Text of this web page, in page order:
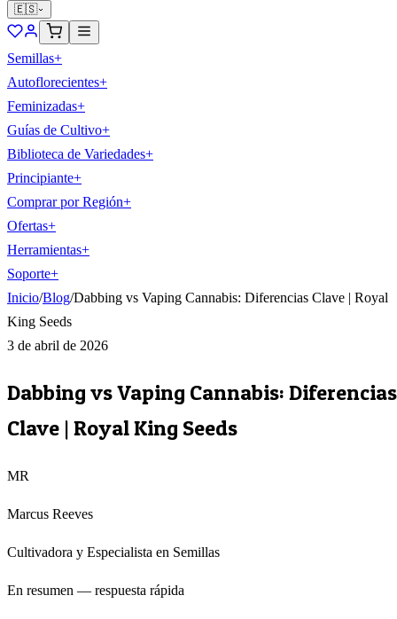
🇪🇸
Semillas+
Autoflorecientes+
Feminizadas+
Guías de Cultivo+
Biblioteca de Variedades+
Principiante+
Comprar por Región+
Ofertas+
Herramientas+
Soporte+
Inicio/Blog/Dabbing vs Vaping Cannabis: Diferencias Clave | Royal
King Seeds
3 de abril de 2026
Dabbing vs Vaping Cannabis: Diferencias
Clave | Royal King Seeds
MR
Marcus Reeves
Cultivadora y Especialista en Semillas
En resumen — respuesta rápida